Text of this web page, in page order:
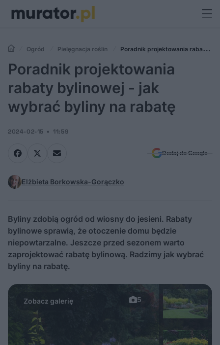
Ogród Pielęgnacja roślin
Poradnik projektowania rabaty
bylinowej - jak wybrać byliny na rabatę
Poradnik projektowania
rabaty bylinowej - jak
wybrać byliny na rabatę
2024-02-15 11:59
Dodaj do Google
Elżbieta Borkowska-Gorączko
Byliny zdobią ogród od wiosny do jesieni. Rabaty
bylinowe sprawią, że otoczenie domu będzie
niepowtarzalne. Jeszcze przed sezonem warto
zaprojektować rabatę bylinową. Radzimy jak wybrać
byliny na rabatę.
5